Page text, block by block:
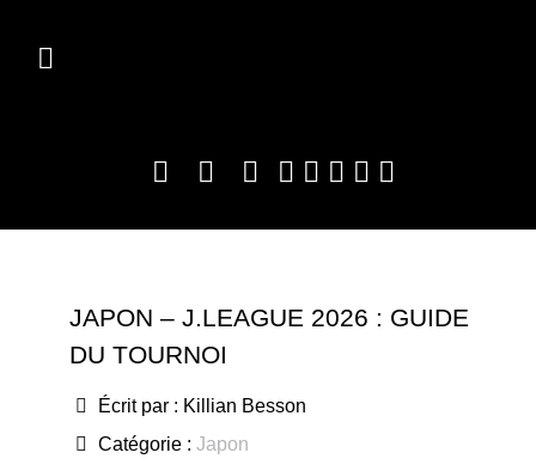
JAPON – J.LEAGUE 2026 : GUIDE
DU TOURNOI
Écrit par : Killian Besson
Catégorie : Japon